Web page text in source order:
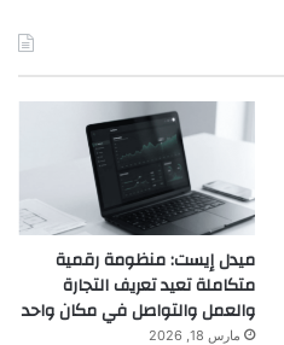
ميدل إيست: منظومة رقمية
متكاملة تعيد تعريف التجارة
والعمل والتواصل في مكان واحد
مارس 18, 2026